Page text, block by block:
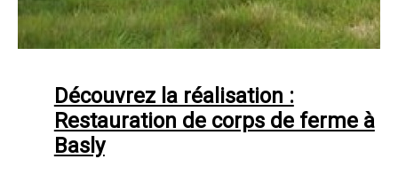
Découvrez la réalisation :
Restauration de corps de ferme à
Basly